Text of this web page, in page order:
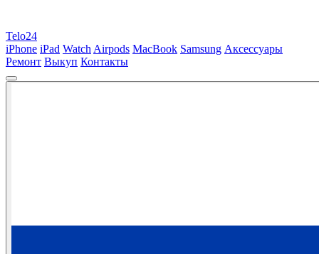
Telo24
iPhone iPad Watch Airpods MacBook Samsung Аксессуары
Ремонт Выкуп Контакты